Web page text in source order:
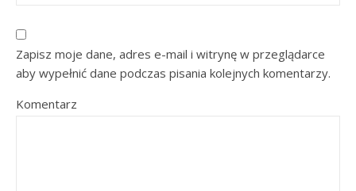
Zapisz moje dane, adres e-mail i witrynę w przeglądarce
aby wypełnić dane podczas pisania kolejnych komentarzy.
Komentarz